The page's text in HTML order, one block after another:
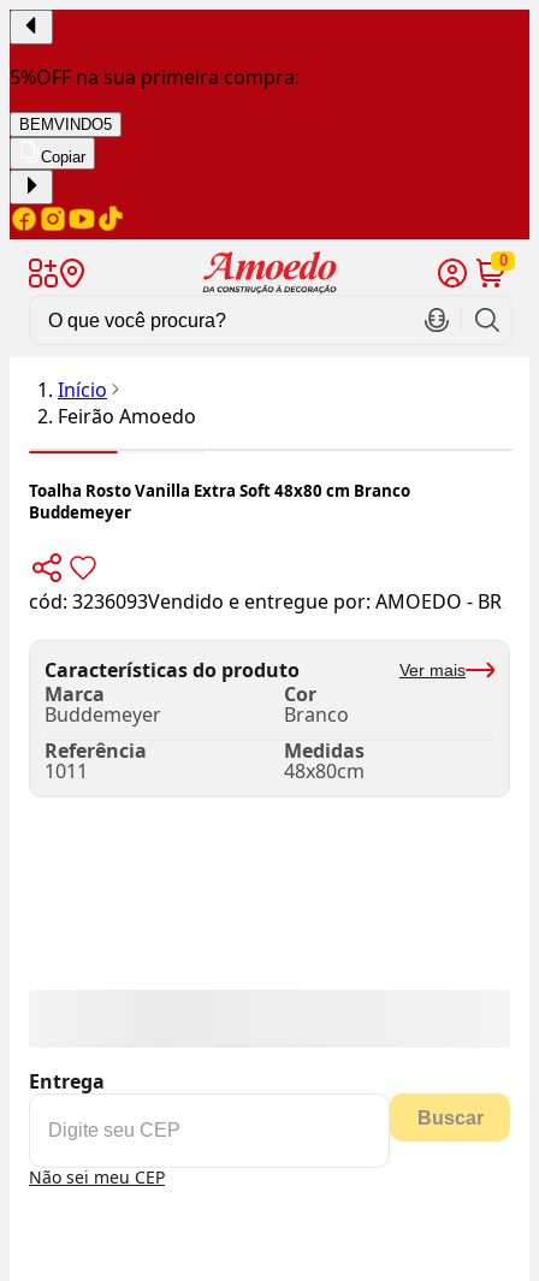
5%OFF na sua primeira compra:
BEMVINDO5
Copiar
0
Início
Feirão Amoedo
Toalha Rosto Vanilla Extra Soft 48x80 cm Branco
Buddemeyer
cód: 3236093Vendido e entregue por: AMOEDO - BR
Características do produto Ver mais
Marca
Buddemeyer
Cor
Branco
Referência
1011
Medidas
48x80cm
Entrega
Buscar
Não sei meu CEP